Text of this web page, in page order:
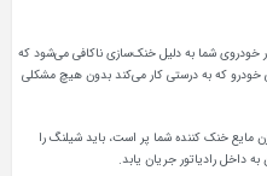
شما به دلیل خنک‌سازی ناکافی می‌شود که
که به درستی کار می‌کند بدون هیچ مشکلی
خنک کننده شما پر است، باید شیلنگ را
داخل رادیاتور جریان یابد.